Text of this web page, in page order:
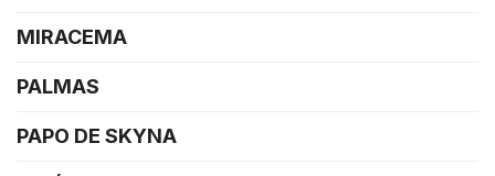
MIRACEMA
PALMAS
PAPO DE SKYNA